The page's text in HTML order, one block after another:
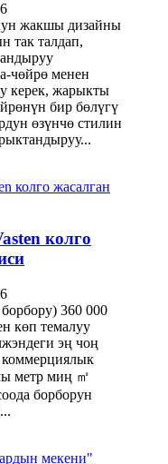
жакшы дизайны
так талдап,
чөйрө менен
керек, жарыкты
бир бөлүгү
өзүнчө стилин
колго
360 000
көп темалуу
эң чоң
метр миң ㎡
борборун